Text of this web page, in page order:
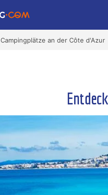
Campingplätze an der Côte d'Azur